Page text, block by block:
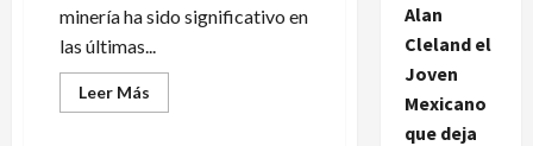
minería ha sido significativo en
las últimas...
Leer Más
más
Alan
Cleland el
Joven
Mexicano
que deja